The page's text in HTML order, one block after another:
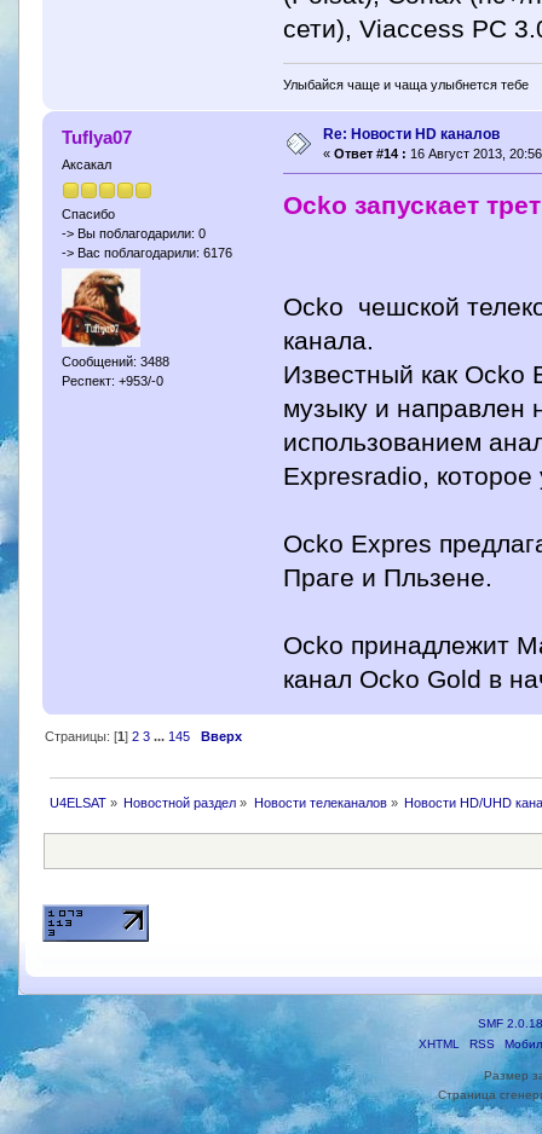
сети), Viaccess PC
Улыбайся чаще и чаща улыбнется тебе
Tuflya07
Аксакал
Спасибо
-> Вы поблагодарили: 0
-> Вас поблагодарили: 6176
Сообщений: 3488
Респект: +953/-0
Re: Новости HD каналов
« Ответ #14 : 16 Август 2013,
Ocko запускает
Ocko чешской
канала.
Известный как Ocko
музыку и направлен
использованием
Expresradio, которое
Ocko Expres
Праге и Пльзене.
Ocko принадлежит
канал Ocko Gold в
Страницы: [1] 2 3 ... 145 Вверх
U4ELSAT» Новостной раздел » Новости телеканалов» Новости HD/UHD
SMF 2.0.18
XHTML
RSS
Размер
Страница